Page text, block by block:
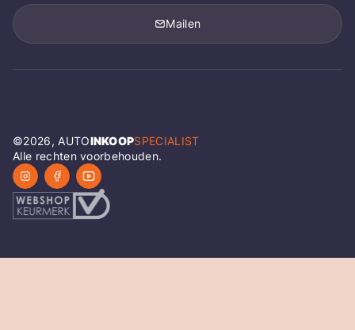
Mailen
©2026, AUTOINKOOPSPECIALIST
Alle rechten voorbehouden.